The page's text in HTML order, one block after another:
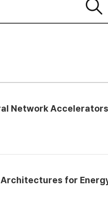
Network
Architectures for